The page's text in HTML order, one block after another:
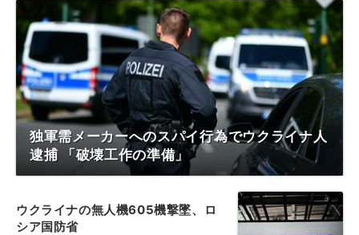
独軍需メーカーへのスパイ行為でウクライナ人
逮捕 「破壊工作の準備」
ウクライナの無人機605機撃墜、ロ
シア国防省